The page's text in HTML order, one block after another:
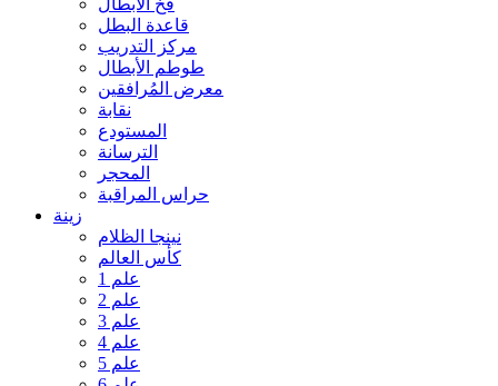
فخ الأبطال
قاعدة البطل
مركز التدريب
طوطم الأبطال
معرض المُرافقين
نقابة
المستودع
الترسانة
المحجر
حراس المراقبة
زينة
نينجا الظلام
كأس العالم
علم 1
علم 2
علم 3
علم 4
علم 5